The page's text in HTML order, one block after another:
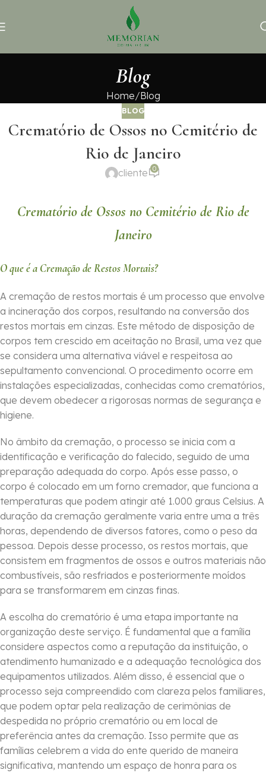
Blog
Home Blog
BLOG
Crematório de Ossos no Cemitério de
Rio de Janeiro
cliente 0
Crematório de Ossos no Cemitério de Rio de
Janeiro
O que é a Cremação de Restos Mortais?
A cremação de restos mortais é um processo que envolve
a incineração dos corpos, resultando na conversão dos
restos mortais em cinzas. Este método de disposição de
corpos tem crescido em aceitação no Brasil, uma vez que
se considera uma alternativa viável e respeitosa ao
sepultamento convencional. O procedimento ocorre em
instalações especializadas, conhecidas como crematórios,
que devem obedecer a rigorosas normas de segurança e
higiene.
No âmbito da cremação, o processo se inicia com a
identificação e verificação do falecido, seguido de uma
preparação adequada do corpo. Após esse passo, o
corpo é colocado em um forno cremador, que funciona a
temperaturas que podem atingir até 1.000 graus Celsius. A
duração da cremação geralmente varia entre uma a três
horas, dependendo de diversos fatores, como o peso da
pessoa. Depois desse processo, os restos mortais, que
consistem em fragmentos de ossos e outros materiais não
combustíveis, são resfriados e posteriormente moídos
para se transformarem em cinzas finas.
A escolha do crematório é uma etapa importante na
organização deste serviço. É fundamental que a família
considere aspectos como a reputação da instituição, o
atendimento humanizado e a adequação tecnológica dos
equipamentos utilizados. Além disso, é essencial que o
processo seja compreendido com clareza pelos familiares,
que podem optar pela realização de cerimônias de
despedida no próprio crematório ou em local de
preferência antes da cremação. Isso permite que as
famílias celebrem a vida do ente querido de maneira
significativa, mantendo um espaço de honra para os